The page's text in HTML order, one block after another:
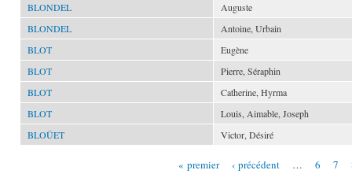
BLONDEL
Auguste
BLONDEL
Antoine, Urbain
BLOT
Eugène
BLOT
Pierre, Séraphin
BLOT
Catherine, Hyrma
BLOT
Louis, Aimable, Joseph
BLOÜET
Victor, Désiré
« premier ‹ précédent … 6 7